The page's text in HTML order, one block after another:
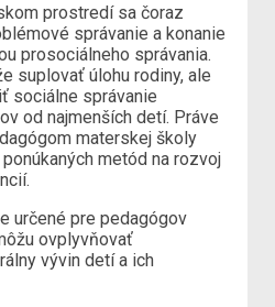
prostredí sa čoraz
správanie a konanie
prosociálneho správania.
suplovať úlohu rodiny, ale
sociálne správanie
od najmenších detí. Práve
materskej školy
metód na rozvoj
určené pre pedagógov
ovplyvňovať
vývin detí a ich